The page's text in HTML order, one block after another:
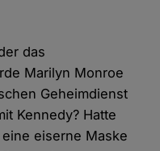
das
Marilyn Monroe
Geheimdienst
Kennedy? Hatte
eiserne Maske